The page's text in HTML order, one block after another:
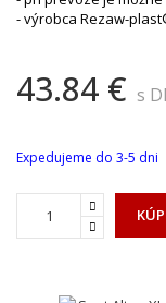
- výrobca Rezaw-
43.84 € s
Expedujeme do 3-5 dni